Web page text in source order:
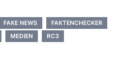
FAKE NEWS
FAKTENCHECKER
MEDIEN RC3